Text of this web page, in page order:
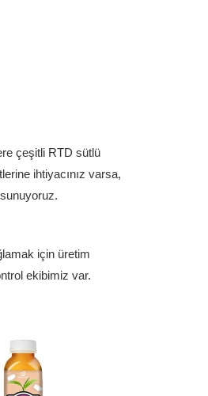
çeşitli RTD sütlü
ihtiyacınız varsa,
için üretim
ekibimiz var.